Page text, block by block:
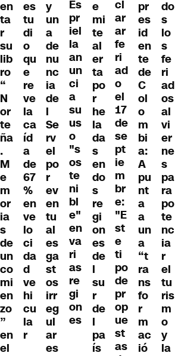
en
ta
r
su
lib
ro
“
N
or
te
ña
.
M
e
m
or
ia
s
de
un
co
mi
en
zo
”
en
el
es
tu
di
o
qu
e
re
ve
la
ca
íd
a
de
67
%
en
ve
lo
ci
da
d
ve
hi
cu
la
r
y
un
a
de
nu
nc
ia
de
l
Se
rv
el
po
r
ev
en
tu
al
es
ga
st
os
irr
eg
ul
ar
es
Es
pr
iel
la
an
un
ci
a
su
us
o
"s
os
te
ni
bl
e"
en
va
ri
as
re
gi
on
es
e
mi
te
al
er
ta
po
r
he
la
da
s
en
do
s
re
gi
on
es
de
l
su
r
de
l
pa
ís
cl
ar
ar
fe
ri
ad
o
el
17
de
se
pt
ie
m
br
e:
"E
st
e
ti
po
de
pr
op
ue
st
as
pr
es
id
en
te
de
C
ol
o
m
bi
a:
A
pu
nt
a
a
un
a
“t
ra
ns
fo
r
m
ac
ió
do
s
lo
s
fe
ri
ad
os
al
vi
er
ne
s
pa
ra
po
te
nc
ia
r
el
tu
ris
m
o
y
la